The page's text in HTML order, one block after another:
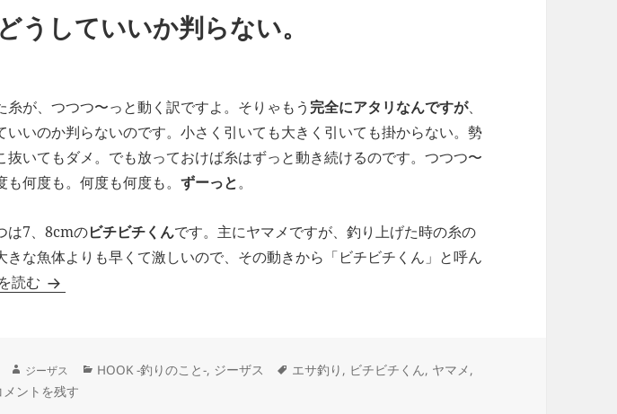
うしていいか判らない。
糸が、つつつ〜っと動く訳ですよ。そりゃもう 完全にアタリなんですが、
いいのか判らないのです。小さく引いても大きく引いても掛からない。勢
抜いてもダメ。でも放っておけば糸はずっと動き続けるのです。つつつ〜
何度も。何度も何度も。 ずーっと。
は7、8cmのビチビチくんです。主にヤマメですが、釣り上げた時の糸の
きな魚体よりも早くて激しいので、その動きから「ビチビチくん」と呼ん
読む もうね、どうしていいか判らない。
成
者
ジーザス
カ
HOOK -釣りのこと-, ジーザス
タ
エサ釣り , ビチビチくん, ヤマメ ,
うね、どうしていいか判らない。 に
メントを残す